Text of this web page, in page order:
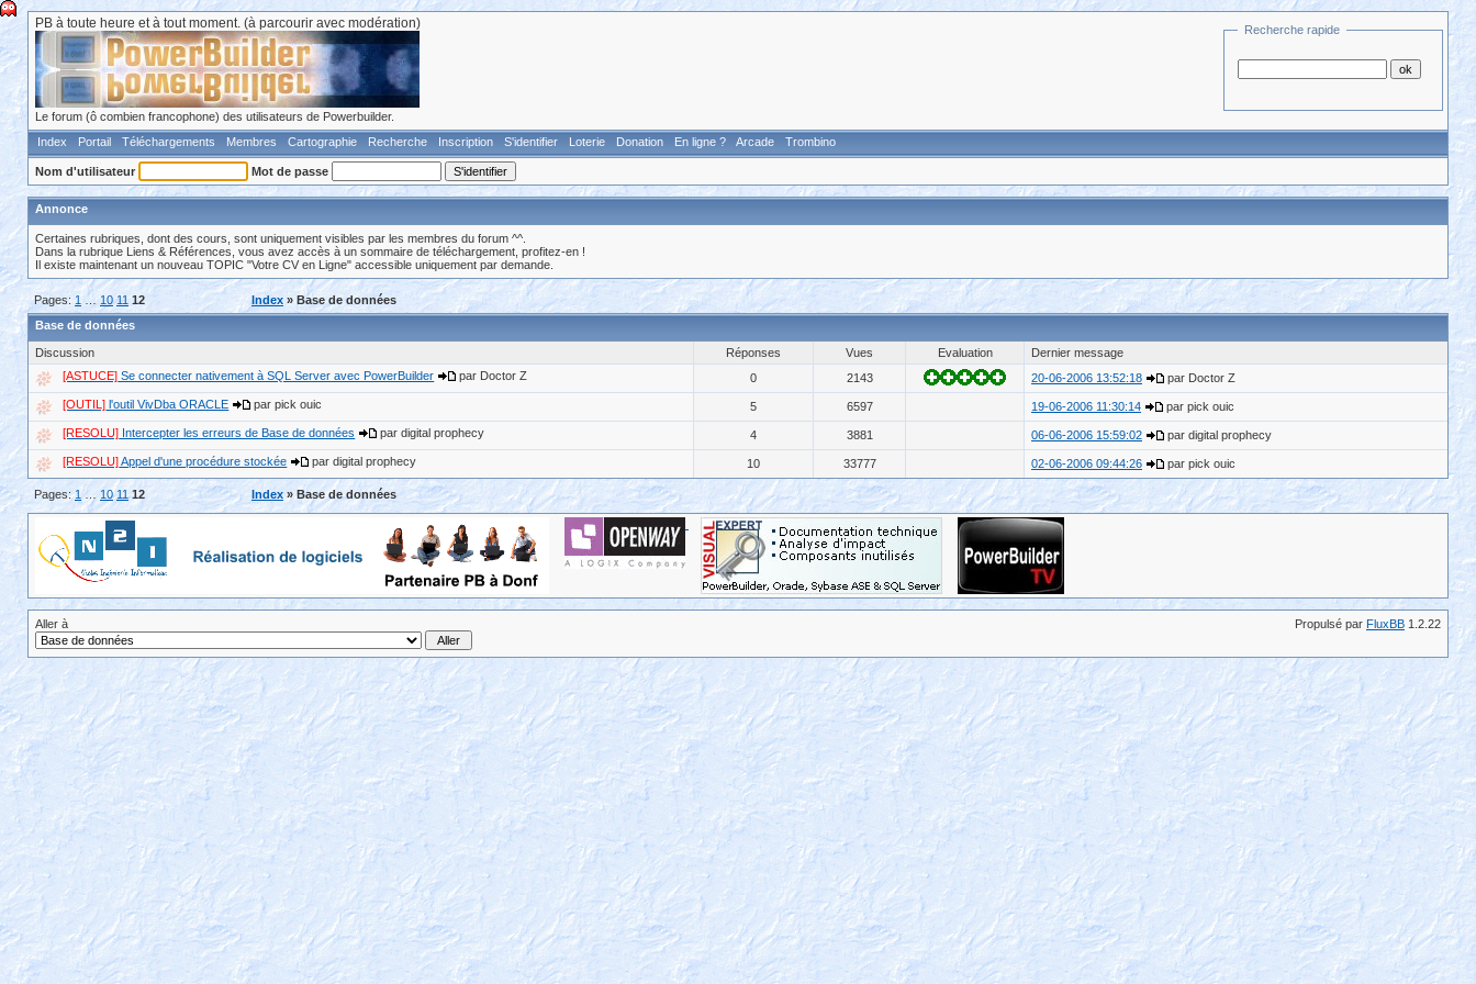
PB à toute heure et à tout moment. (à parcourir avec modération)
Le forum (ô combien francophone) des utilisateurs de Powerbuilder.
Recherche rapide
Index Portail Téléchargements Membres Cartographie Recherche Inscription S'identifier Loterie Donation En ligne ? Arcade Trombino
Nom d'utilisateur Mot de passe
Annonce
Certaines rubriques, dont des cours, sont uniquement visibles par les membres du forum ^^.
Dans la rubrique Liens & Références, vous avez accès à un sommaire de téléchargement, profitez-en !
Il existe maintenant un nouveau TOPIC "Votre CV en Ligne" accessible uniquement par demande.
Pages: 1… 10 11 12 Index » Base de données
Base de données
Discussion Réponses Vues Evaluation
Dernier message
[ASTUCE] Se connecter nativement à SQL Server avec PowerBuilder par Doctor Z 0 2143 20-06-2006 13:52:18
par Doctor Z
[OUTIL] l'outil VivDba ORACLE par pick ouic 5 6597 19-06-2006 11:30:14
par pick ouic
[RESOLU] Intercepter les erreurs de Base de données par digital prophecy 4 3881 06-06-2006 15:59:02
par digital prophecy
[RESOLU]Appel d'une procédure stockée par digital prophecy 10 33777 02-06-2006 09:44:26 par pick ouic
Pages:1… 10 11 12 Index » Base de données
Aller à Propulsé par FluxBB 1.2.22